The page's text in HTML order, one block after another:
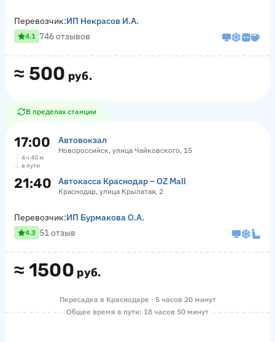
≈ 500 руб.
Перевозчик:ИП Некрасов И.А.
4.1 746 отзывов
В пределах станции
17:00 Автовокзал
Новороссийск, улица Чайковского, 15
4 ч 40 м
в пути
21:40 Автокасса Краснодар – OZ Mall
Краснодар, улица Крылатая, 2
≈ 1500 руб.
Перевозчик:ИП Бурмакова О.А.
4.3 51 отзыв
Пересадка в Краснодаре · 5 часов 20 минут
Общее время в пути: 18 часов 50 минут